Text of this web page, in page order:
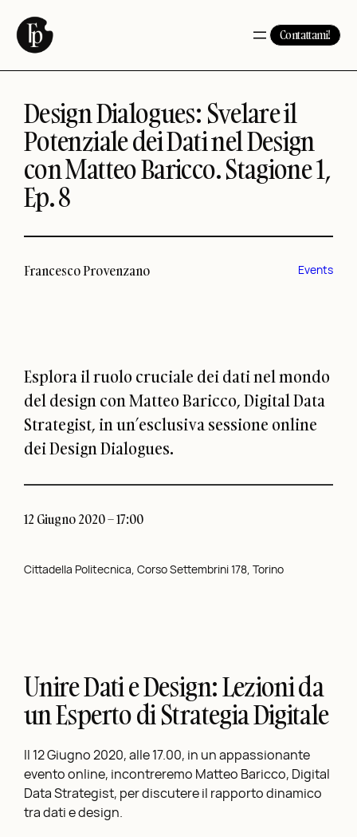
contenuto
Contattami!
Design Dialogues: Svelare il
Potenziale dei Dati nel Design
con Matteo Baricco. Stagione 1,
Ep. 8
Francesco Provenzano Events
Esplora il ruolo cruciale dei dati nel mondo
del design con Matteo Baricco, Digital Data
Strategist, in un’esclusiva sessione online
dei Design Dialogues.
12 Giugno 2020 – 17:00
Cittadella Politecnica, Corso Settembrini 178, Torino
Unire Dati e Design: Lezioni da
un Esperto di Strategia Digitale
Il 12 Giugno 2020, alle 17.00, in un appassionante
evento online, incontreremo Matteo Baricco, Digital
Data Strategist, per discutere il rapporto dinamico
tra dati e design.